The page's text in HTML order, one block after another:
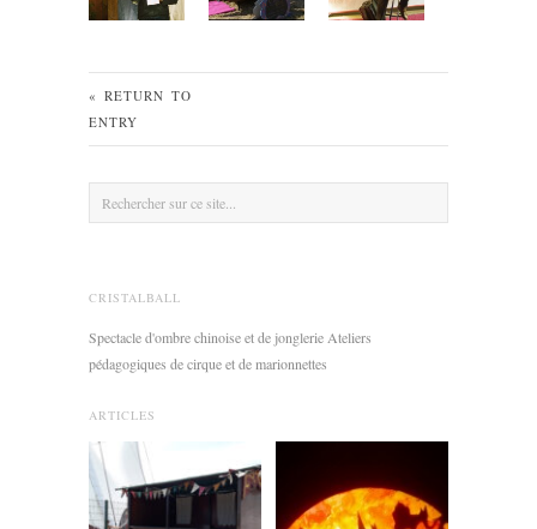
« RETURN TO
ENTRY
CRISTALBALL
Spectacle d'ombre chinoise et de jonglerie Ateliers
pédagogiques de cirque et de marionnettes
ARTICLES